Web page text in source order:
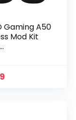
Gaming A50
Mod Kit
Xbox